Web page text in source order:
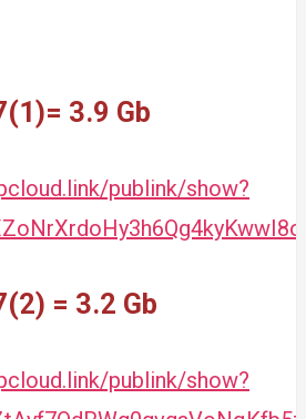
3.9 Gb
publink/show?
= 3.2 Gb
publink/show?